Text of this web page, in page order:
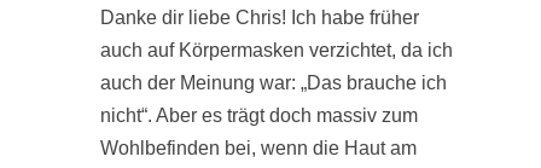
Danke dir liebe Chris! Ich habe früher
auch auf Körpermasken verzichtet, da ich
auch der Meinung war: „Das brauche ich
nicht“. Aber es trägt doch massiv zum
Wohlbefinden bei, wenn die Haut am